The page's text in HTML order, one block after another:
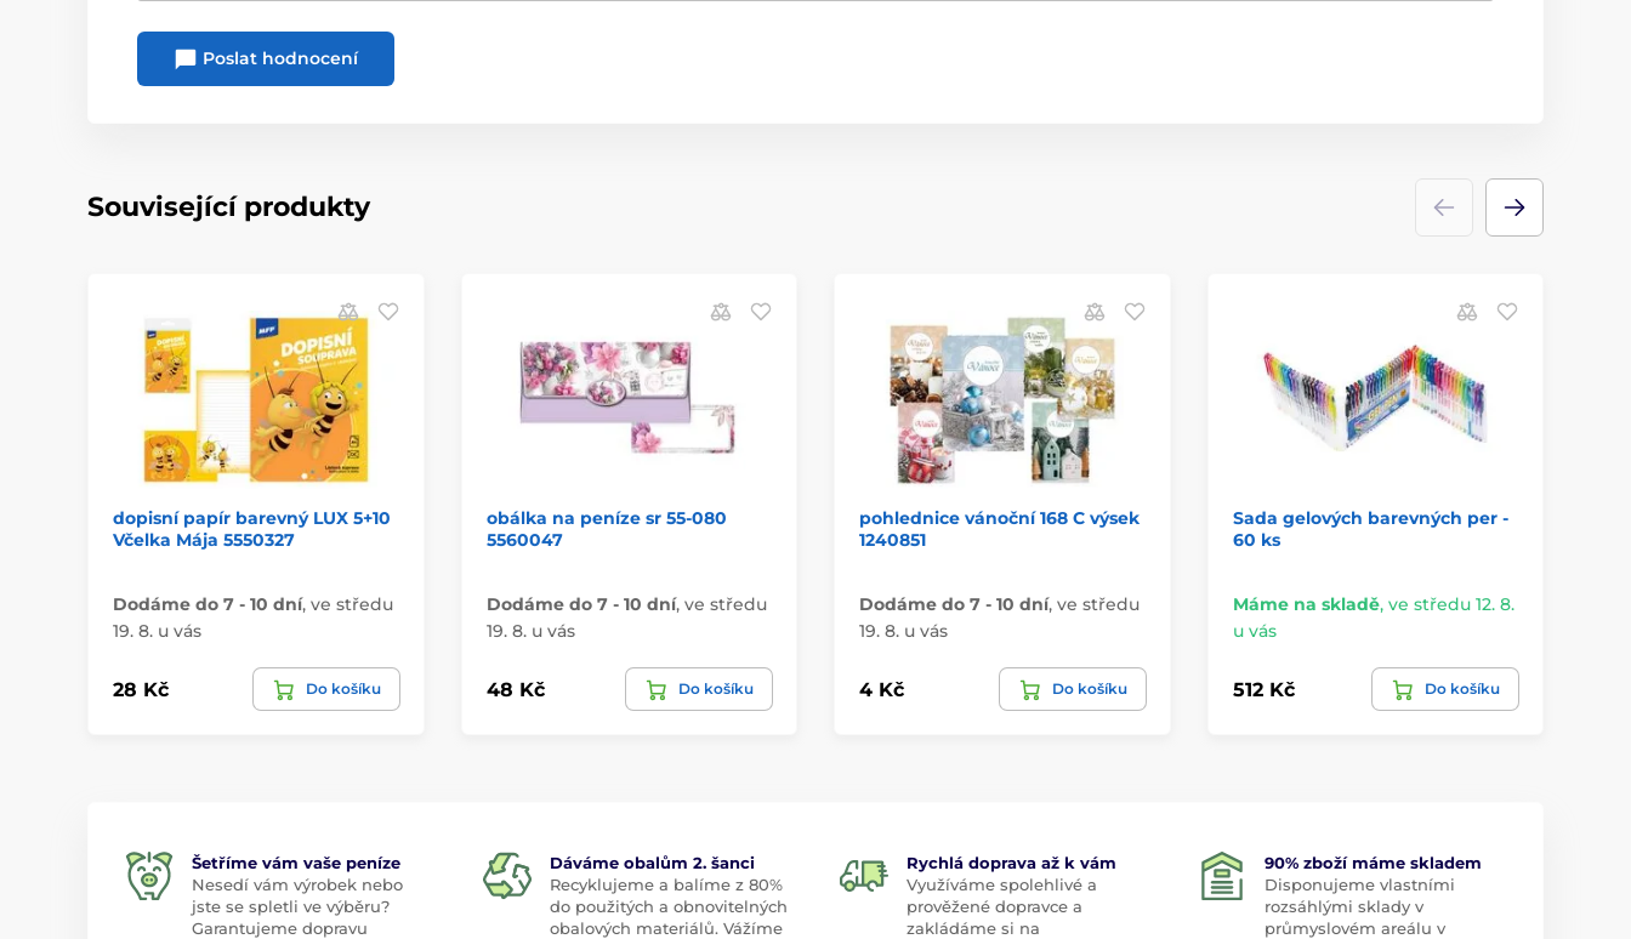
Poslat hodnocení
Související produkty
dopisní papír barevný LUX 5+10
Včelka Mája 5550327
Dodáme do 7 - 10 dní, ve středu
19. 8. u vás
28 Kč Do košíku
obálka na peníze sr 55-080
5560047
Dodáme do 7 - 10 dní, ve středu
19. 8. u vás
48 Kč Do košíku
pohlednice vánoční 168 C výsek
1240851
Dodáme do 7 - 10 dní, ve středu
19. 8. u vás
4 Kč Do košíku
Sada gelových barevných per -
60 ks
Máme na skladě, ve středu 12. 8.
u vás
512 Kč Do košíku
Šetříme vám vaše peníze
Nesedí vám výrobek nebo
jste se spletli ve výběru?
Garantujeme dopravu
Dáváme obalům 2. šanci
Recyklujeme a balíme z 80%
do použitých a obnovitelných
obalových materiálů. Vážíme
Rychlá doprava až k vám
Využíváme spolehlivé a
prověžené dopravce a
zakládáme si na
90% zboží máme skladem
Disponujeme vlastními
rozsáhlými sklady v
průmyslovém areálu v